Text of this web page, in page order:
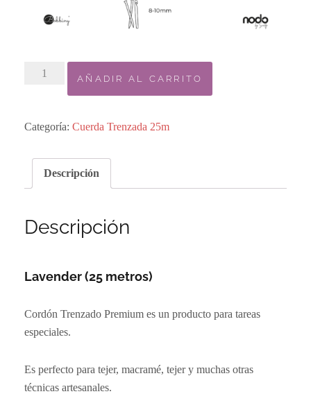
-
5mm
cantidad
AÑADIR AL CARRITO
Categoría: Cuerda Trenzada 25m
Descripción
Descripción
Lavender (25 metros)
Cordón Trenzado Premium es un producto para tareas
especiales.
Es perfecto para tejer, macramé, tejer y muchas otras
técnicas artesanales.